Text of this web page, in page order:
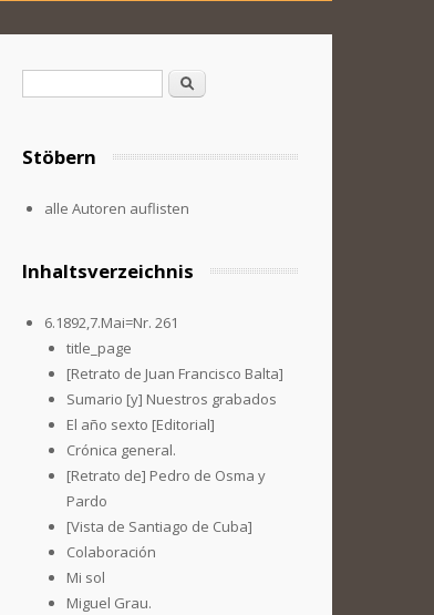
Search
Stöbern
alle Autoren auflisten
Inhaltsverzeichnis
6.1892,7.Mai=Nr. 261
title_page
[Retrato de Juan Francisco Balta]
Sumario [y] Nuestros grabados
El año sexto [Editorial]
Crónica general.
[Retrato de] Pedro de Osma y
Pardo
[Vista de Santiago de Cuba]
Colaboración
Mi sol
Miguel Grau.